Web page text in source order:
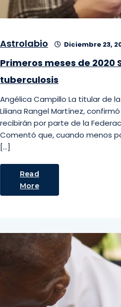
Astrolabio Diciembre 23,
Primeros meses de 2020
tuberculosis
Angélica Campillo La titular de
Liliana Rangel Martínez,
recibirán por parte de la
Comentó que, cuando menos
[…]
Read
More